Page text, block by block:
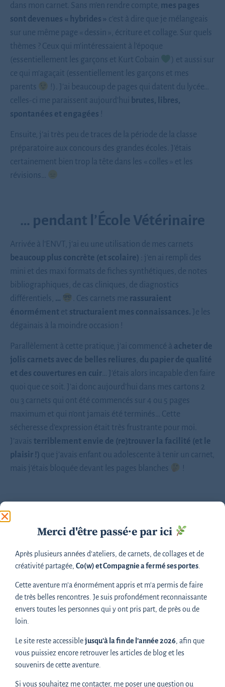
dans mon carnet. Sans m’en rendre compte, mes pages
sont devenues « hybrides » c’est à dire que je mélangeais
sur une même page « dessin », écriture et collage. Sur quels
thèmes ? Ceux qui m’intéressaient à l’époque
(essentiellement les garçons et Kurt Cobain
) et aussi sur
ce qui m’agaçait (essentiellement les garçons et mes
parents
!). J’ai beaucoup de pages qui datent du lycée…
celles-ci me paraissent aujourd’hui brutes, libres,
spontanées et engagées !
Ensuite, j’ai très peu de traces de la période de la classe
préparatoire aux concours des grandes écoles. J’étais
certainement bien trop la tête dans les « colles » et les
révisions…
… pendant l’École Vétérinaire
Arrivée à l’ENVT, j’ai eu une utilisation de mes carnets
beaucoup plus concrète (et scolaire) : j’en ai rempli des
mini et des maxi formats de fiches synthétiques, de notes
bibliographiques, de cas cliniques, de diagnostics
différentiels, … . Ces carnets me rassuraient
énormément et structuraient mes connaissances. Je les
dégainais à la moindre occasion !
Parallèlement à cette pratique, j’ai commencé à acheter de
jolis carnets avec de belles reliures, du papier de qualité
et des couvertures en cuir … J’étais alors incapable d’en faire
quoi que ce soit. J’ai donc aujourd’hui dans mes cartons 2
ou 3 carnets qui ont été commencés sur 4 ou 5 pages
maximum et qui n’ont jamais été terminés… Cette
sécheresse d’expression était très frustrante pour moi.
J’avais terriblement envie de (re)trouver la facilité (et le
plaisir !) que j’avais enfant ou adolescente à tenir un carnet,
mais j’étais bloquée devant les pages blanches
!
Puis, j’ai été diplômée et je suis devenue vétérinaire
« rurale » puis vétérinaire dite « mixte » (grosso modo, je
soignais tous les animaux). A cette période,j’avais
pour noter notamment les traitements et les actes que je
réalisais, pour les facturer par la suite.
Là encore,
un soutien à mon cerveau
.
J’ai aussi, à cette période là, eu l’idée de
Merci d'être passé·e par ici
Après plusieurs années d’ateliers, de carnets, de collages et de
créativité partagée, Co(w) et Compagnie a fermé ses portes
Cette aventure m’a énormément appris et m’a permis de faire
de très belles rencontres. Je suis profondément reconnaissante
envers toutes les personnes qui y ont pris part, de près ou de
loin.
Le site reste accessiblejusqu’à la fin de l’année 2026, afin que
vous puissiez encore retrouver les articles de blog et les
souvenirs de cette aventure.
Si vous souhaitez me contacter, me poser une question ou